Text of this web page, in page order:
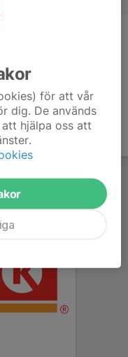
för att vår
dig. De används
hjälpa oss att